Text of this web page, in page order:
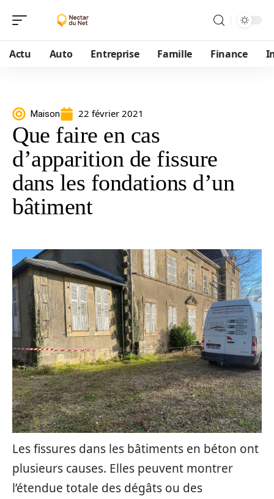
Actu Auto Entreprise Famille Finance
Maison 22 février 2021
Que faire en cas
d’apparition de fissure
dans les fondations d’un
bâtiment
Les fissures dans les bâtiments en béton ont
plusieurs causes. Elles peuvent montrer
l’étendue totale des dégâts ou des